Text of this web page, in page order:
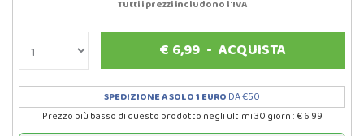
Tutti i prezzi includono l'IVA
€ 6,99 -ACQUISTA
SPEDIZIONE A SOLO 1 EURO DA €50
Prezzo più basso di questo prodotto negli ultimi 30 giorni: € 6.99